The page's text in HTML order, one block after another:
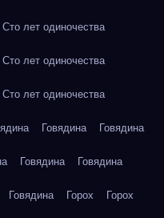
лет одиночества
лет одиночества
лет одиночества
Говядина Говядина
Говядина Говядина
Говядина Горох Горох